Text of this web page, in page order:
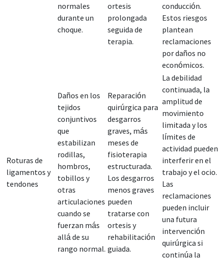
normales
durante un
choque.
ortesis
prolongada
seguida de
terapia.
conducción.
Estos riesgos
plantean
reclamaciones
por daños no
económicos.
Roturas de
ligamentos y
tendones
Daños en los
tejidos
conjuntivos
que
estabilizan
rodillas,
hombros,
tobillos y
otras
articulaciones
cuando se
fuerzan más
allá de su
rango normal.
Reparación
quirúrgica para
desgarros
graves, más
meses de
fisioterapia
estructurada.
Los desgarros
menos graves
pueden
tratarse con
ortesis y
rehabilitación
guiada.
La debilidad
continuada, la
amplitud de
movimiento
limitada y los
límites de
actividad pueden
interferir en el
trabajo y el ocio.
Las
reclamaciones
pueden incluir
una futura
intervención
quirúrgica si
continúa la